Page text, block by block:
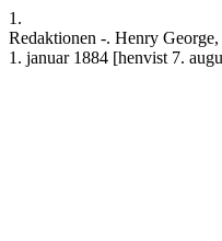
1.
Redaktionen -. Henry
1. januar 1884 [henvist 7.